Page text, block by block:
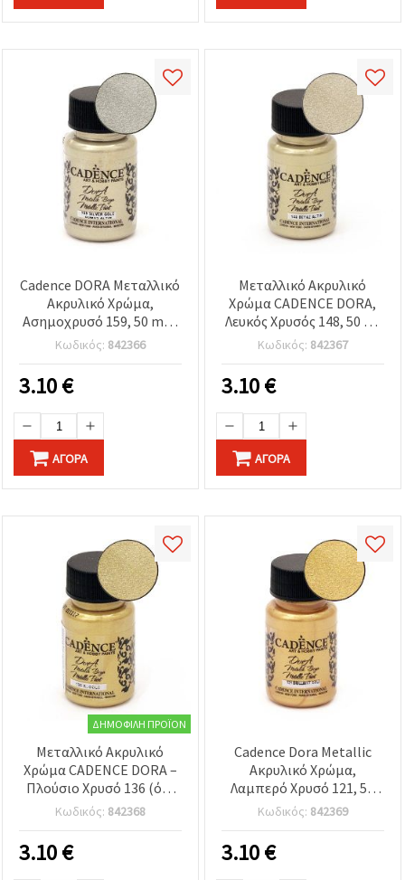
Cadence DORA Μεταλλικό
Ακρυλικό Χρώμα,
Ασημοχρυσό 159, 50 ml –
Πολυεπιφάνειας για
χειροτεχνίες, DIY &
ντεκουπάζ σε ξύλο,
καμβά, χαρτί κ.ά.
Κωδικός: 842366
3.10€
ΑΓΟΡΆ
Μεταλλικό Ακρυλικό
Χρώμα CADENCE DORA,
Λευκός Χρυσός 148, 50 ml
– Premium χρώμα
χειροτεχνίας για DIY &
decoupage, για καμβά,
ξύλο, χαρτί (απόχρωση
χρυσού, όχι πραγματικός
χρυσός)
Κωδικός: 842367
3.10€
ΑΓΟΡΆ
ΔΗΜΟΦΙΛΉ ΠΡΟΪΌΝ
Μεταλλικό Ακρυλικό
Χρώμα CADENCE DORA –
Πλούσιο Χρυσό 136 (όχι
πραγματικό χρυσό), 50
ml – Premium μεταλλικό
φινίρισμα, ταχείας
ξήρανσης, μη τοξικό,
Κωδικός: 842368
3.10€
Cadence Dora Metallic
Ακρυλικό Χρώμα,
Λαμπερό Χρυσό 121, 50
ml – Μεταλλικό
Φινίρισμα Υψηλής
Λάμψης για Τέχνη,
Χειροτεχνίες, Ντεκουπάζ
Κωδικός: 842369
3.10€